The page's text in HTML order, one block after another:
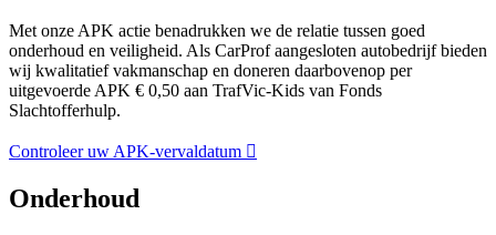
Met onze APK actie benadrukken we de relatie tussen goed
onderhoud en veiligheid. Als CarProf aangesloten autobedrijf bieden
wij kwalitatief vakmanschap en doneren daarbovenop per
uitgevoerde APK € 0,50 aan TrafVic-Kids van Fonds
Slachtofferhulp.
Controleer uw APK-vervaldatum
Onderhoud